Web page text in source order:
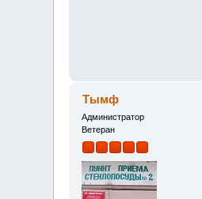
Тымф
Администратор
Ветеран